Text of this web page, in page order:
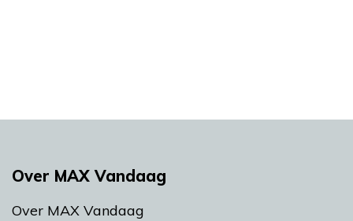
Over MAX Vandaag
Over MAX Vandaag